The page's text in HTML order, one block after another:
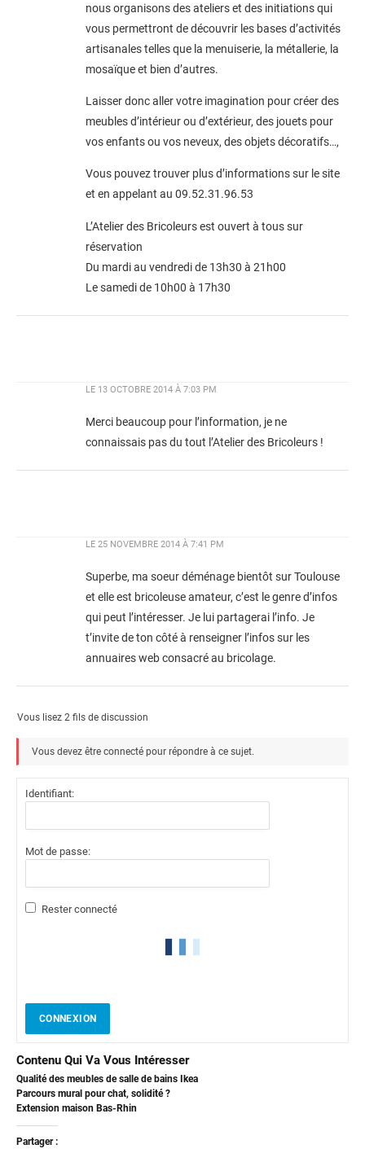
nous organisons des ateliers et des initiations qui
vous permettront de découvrir les bases d’activités
artisanales telles que la menuiserie, la métallerie, la
mosaïque et bien d’autres.
Laisser donc aller votre imagination pour créer des
meubles d’intérieur ou d’extérieur, des jouets pour
vos enfants ou vos neveux, des objets décoratifs…,
Vous pouvez trouver plus d’informations sur le site
et en appelant au 09.52.31.96.53
L’Atelier des Bricoleurs est ouvert à tous sur
réservation
Du mardi au vendredi de 13h30 à 21h00
Le samedi de 10h00 à 17h30
LE 13 OCTOBRE 2014 À 7:03 PM
Merci beaucoup pour l’information, je ne
connaissais pas du tout l’Atelier des Bricoleurs !
LE 25 NOVEMBRE 2014 À 7:41 PM
Superbe, ma soeur déménage bientôt sur Toulouse
et elle est bricoleuse amateur, c’est le genre d’infos
qui peut l’intéresser. Je lui partagerai l’info. Je
t’invite de ton côté à renseigner l’infos sur les
annuaires web consacré au bricolage.
Vous lisez 2 fils de discussion
Vous devez être connecté pour répondre à ce sujet.
Identifiant:
Mot de passe:
Rester connecté
CONNEXION
Contenu Qui Va Vous Intéresser
Qualité des meubles de salle de bains Ikea
Parcours mural pour chat, solidité ?
Extension maison Bas-Rhin
Partager :